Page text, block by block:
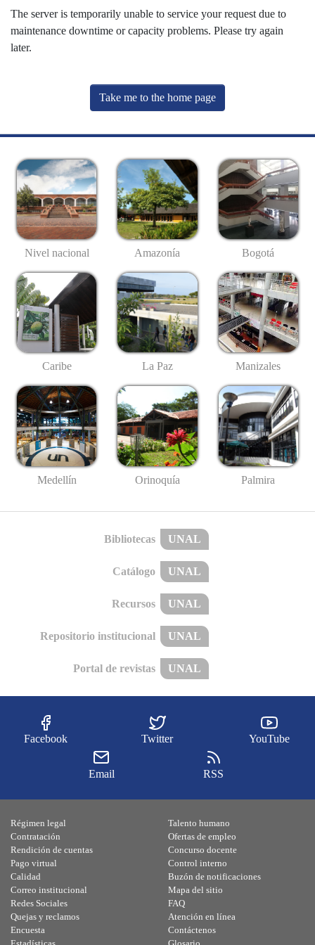
The server is temporarily unable to service your request due to
maintenance downtime or capacity problems. Please try again
later.
Take me to the home page
Nivel nacional Amazonía Bogotá
Caribe La Paz Manizales
Medellín Orinoquía Palmira
Bibliotecas UNAL
Catálogo UNAL
Recursos UNAL
Repositorio institucional UNAL
Portal de revistas UNAL
Facebook Twitter YouTube
Email RSS
Régimen legal
Contratación
Rendición de cuentas
Pago virtual
Calidad
Talento humano
Ofertas de empleo
Concurso docente
Control interno
Buzón de notificaciones
Correo institucional
Redes Sociales
Quejas y reclamos
Encuesta
Mapa del sitio
FAQ
Atención en línea
Contáctenos